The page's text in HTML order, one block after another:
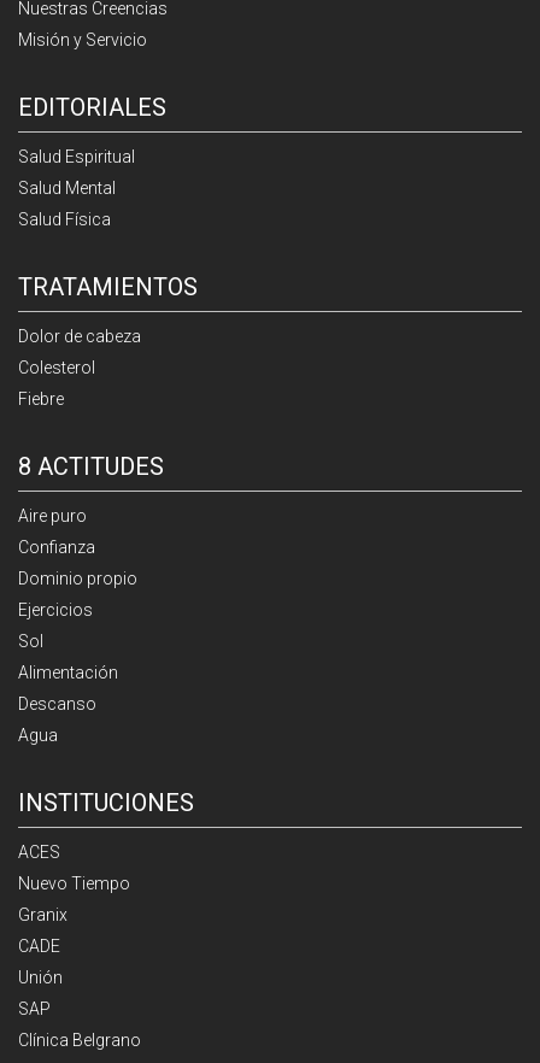
Nuestras Creencias
Misión y Servicio
EDITORIALES
Salud Espiritual
Salud Mental
Salud Física
TRATAMIENTOS
Dolor de cabeza
Colesterol
Fiebre
8 ACTITUDES
Aire puro
Confianza
Dominio propio
Ejercicios
Sol
Alimentación
Descanso
Agua
INSTITUCIONES
ACES
Nuevo Tiempo
Granix
CADE
Unión
SAP
Clínica Belgrano